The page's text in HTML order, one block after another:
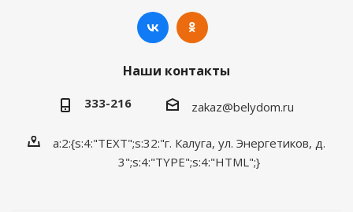
Наши контакты
333-216 zakaz@belydom.ru
a:2:{s:4:"TEXT";s:32:"г. Калуга, ул. Энергетиков, д.
3";s:4:"TYPE";s:4:"HTML";}